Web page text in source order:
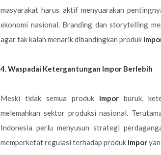
masyarakat harus aktif menyuarakan
ekonomi nasional. Branding dan storytelling
agar tak kalah menarik dibandingkan produk
4. Waspadai Ketergantungan Impor Berlebih
Meski tidak semua produk imporburuk,
melemahkan sektor produksi nasional.
Indonesia perlu menyusun strategi
memperketat regulasi terhadap produk impor